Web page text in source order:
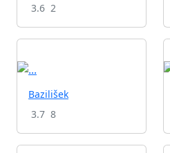
3.6 2
Bazilišek
3.7 8